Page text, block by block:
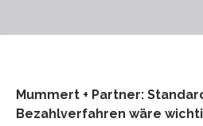
Mummert + Partner:
Bezahlverfahren wäre